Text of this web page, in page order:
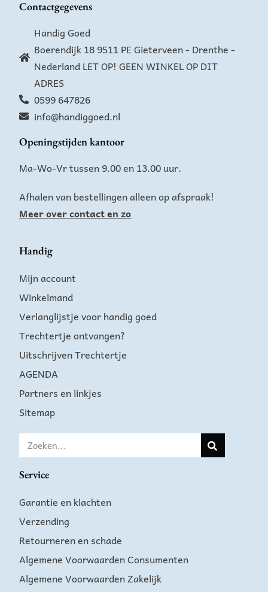
Contactgegevens
Handig Goed
Boerendijk 18 9511 PE Gieterveen - Drenthe -
Nederland LET OP! GEEN WINKEL OP DIT
ADRES
0599 647826
info@handiggoed.nl
Openingstijden kantoor
Ma-Wo-Vr tussen 9.00 en 13.00 uur.
Afhalen van bestellingen alleen op afspraak!
Meer over contact en zo
Handig
Mijn account
Winkelmand
Verlanglijstje voor handig goed
Trechtertje ontvangen?
Uitschrijven Trechtertje
AGENDA
Partners en linkjes
Sitemap
Service
Garantie en klachten
Verzending
Retourneren en schade
Algemene Voorwaarden Consumenten
Algemene Voorwaarden Zakelijk